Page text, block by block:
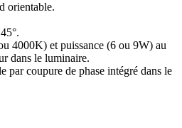
orientable.
4000K) et puissance (6 ou 9W) au
dans le luminaire.
par coupure de phase intégré dans le